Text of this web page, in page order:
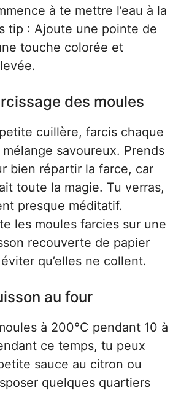
à te mettre l’eau à la
tip : Ajoute une pointe de
touche colorée et
des moules
petite cuillère, farcis chaque
savoureux. Prends
bien répartir la farce, car
toute la magie. Tu verras,
presque méditatif.
les moules farcies sur une
recouverte de papier
qu’elles ne collent.
au four
à 200°C pendant 10 à
ce temps, tu peux
sauce au citron ou
quelques quartiers